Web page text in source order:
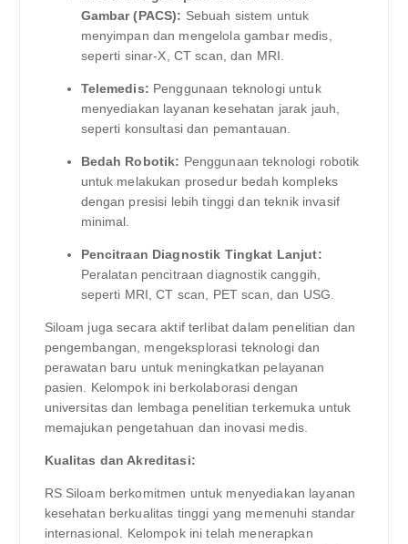
Gambar (PACS): Sebuah sistem untuk
menyimpan dan mengelola gambar medis,
seperti sinar-X, CT scan, dan MRI.
Telemedis: Penggunaan teknologi untuk
menyediakan layanan kesehatan jarak jauh,
seperti konsultasi dan pemantauan.
Bedah Robotik: Penggunaan teknologi robotik
untuk melakukan prosedur bedah kompleks
dengan presisi lebih tinggi dan teknik invasif
minimal.
Pencitraan Diagnostik Tingkat Lanjut:
Peralatan pencitraan diagnostik canggih,
seperti MRI, CT scan, PET scan, dan USG.
Siloam juga secara aktif terlibat dalam penelitian dan
pengembangan, mengeksplorasi teknologi dan
perawatan baru untuk meningkatkan pelayanan
pasien. Kelompok ini berkolaborasi dengan
universitas dan lembaga penelitian terkemuka untuk
memajukan pengetahuan dan inovasi medis.
Kualitas dan Akreditasi:
RS Siloam berkomitmen untuk menyediakan layanan
kesehatan berkualitas tinggi yang memenuhi standar
internasional. Kelompok ini telah menerapkan